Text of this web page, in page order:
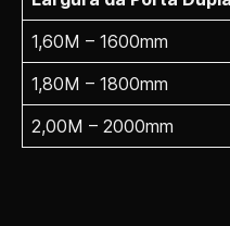
1,60M – 1600mm
1,80M – 1800mm
2,00M – 2000mm